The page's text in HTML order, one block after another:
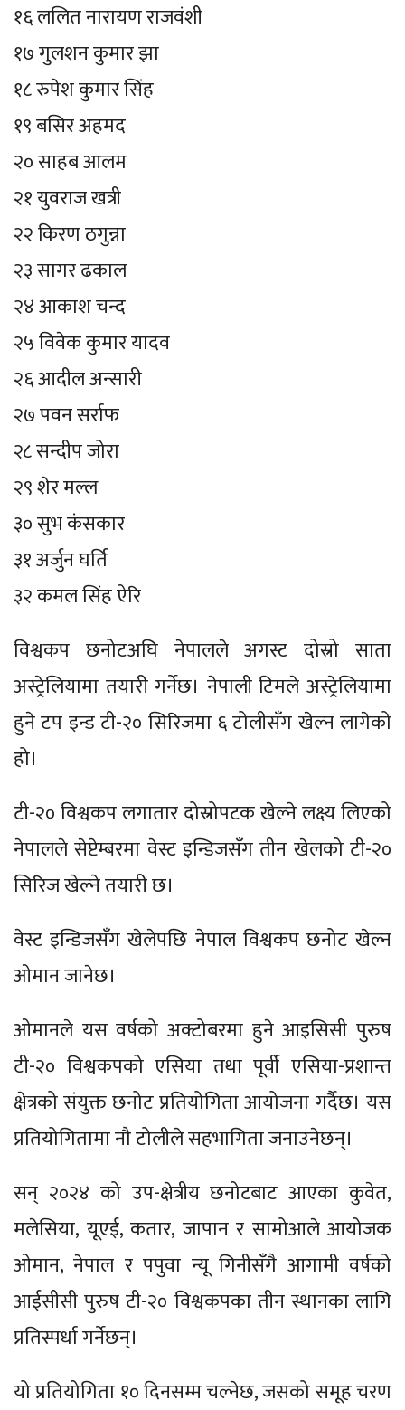
१६ ललित नारायण राजवंशी
१७ गुलशन कुमार झा
१८ रुपेश कुमार सिंह
१९ बसिर अहमद
२० साहब आलम
२१ युवराज खत्री
२२ किरण ठगुन्ना
२३ सागर ढकाल
२४ आकाश चन्द
२५ विवेक कुमार यादव
२६ आदील अन्सारी
२७ पवन सर्राफ
२८ सन्दीप जोरा
२९ शेर मल्ल
३० सुभ कंसकार
३१ अर्जुन घर्ति
३२ कमल सिंह ऐरि
विश्वकप छनोटअघि नेपालले अगस्ट दोस्रो साता
अस्ट्रेलियामा तयारी गर्नेछ। नेपाली टिमले अस्ट्रेलियामा
हुने टप इन्ड टी-२० सिरिजमा ६ टोलीसँग खेल्न लागेको
हो।
टी-२० विश्वकप लगातार दोस्रोपटक खेल्ने लक्ष्य लिएको
नेपालले सेप्टेम्बरमा वेस्ट इन्डिजसँग तीन खेलको टी-२०
सिरिज खेल्ने तयारी छ।
वेस्ट इन्डिजसँग खेलेपछि नेपाल विश्वकप छनोट खेल्न
ओमान जानेछ।
ओमानले यस वर्षको अक्टोबरमा हुने आइसिसी पुरुष
टी-२० विश्वकपको एसिया तथा पूर्वी एसिया-प्रशान्त
क्षेत्रको संयुक्त छनोट प्रतियोगिता आयोजना गर्दैछ। यस
प्रतियोगितामा नौ टोलीले सहभागिता जनाउनेछन्।
सन् २०२४ को उप-क्षेत्रीय छनोटबाट आएका कुवेत,
मलेसिया, यूएई, कतार, जापान र सामोआले आयोजक
ओमान, नेपाल र पपुवा न्यू गिनीसँगै आगामी वर्षको
आईसीसी पुरुष टी-२० विश्वकपका तीन स्थानका लागि
प्रतिस्पर्धा गर्नेछन्।
यो प्रतियोगिता १० दिनसम्म चल्नेछ, जसको समूह चरण